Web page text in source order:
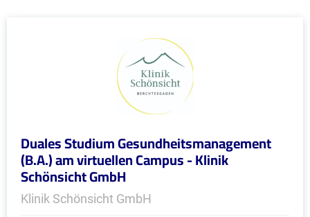
Duales Studium Gesundheitsmanagement
(B.A.) am virtuellen Campus - Klinik
Schönsicht GmbH
Klinik Schönsicht GmbH